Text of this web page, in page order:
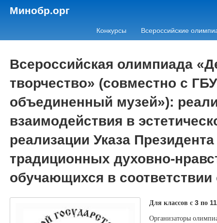
Минобр.орг
Конкурсы Всероссийские
Всероссийская олимпиада
творчество» (совместно с
объединенный музей»):
взаимодействия в
реализации Указа
традиционных духовно-
обучающихся в
Для классов с 3по 11
Организаторы